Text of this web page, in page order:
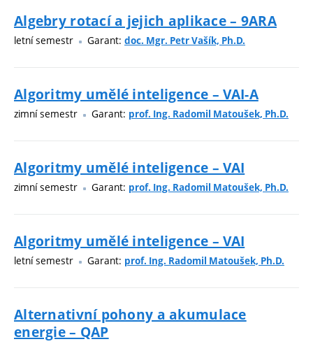
Algebry rotací a jejich aplikace – 9ARA
letní semestr Garant: doc. Mgr. Petr Vašík, Ph.D.
Algoritmy umělé inteligence – VAI-A
zimní semestr Garant: prof. Ing. Radomil Matoušek, Ph.D.
Algoritmy umělé inteligence – VAI
zimní semestr Garant: prof. Ing. Radomil Matoušek, Ph.D.
Algoritmy umělé inteligence – VAI
letní semestr Garant: prof. Ing. Radomil Matoušek, Ph.D.
Alternativní pohony a akumulace
energie – QAP